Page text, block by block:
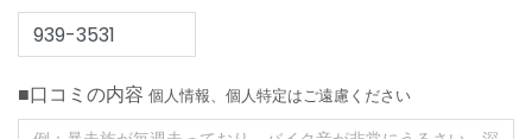
■口コミの内容 個人情報、個人特定はご遠慮ください